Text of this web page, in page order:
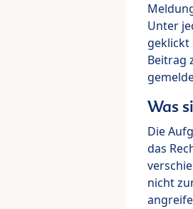
Unter
geklickt
Beitrag
Was
Die
das
nicht